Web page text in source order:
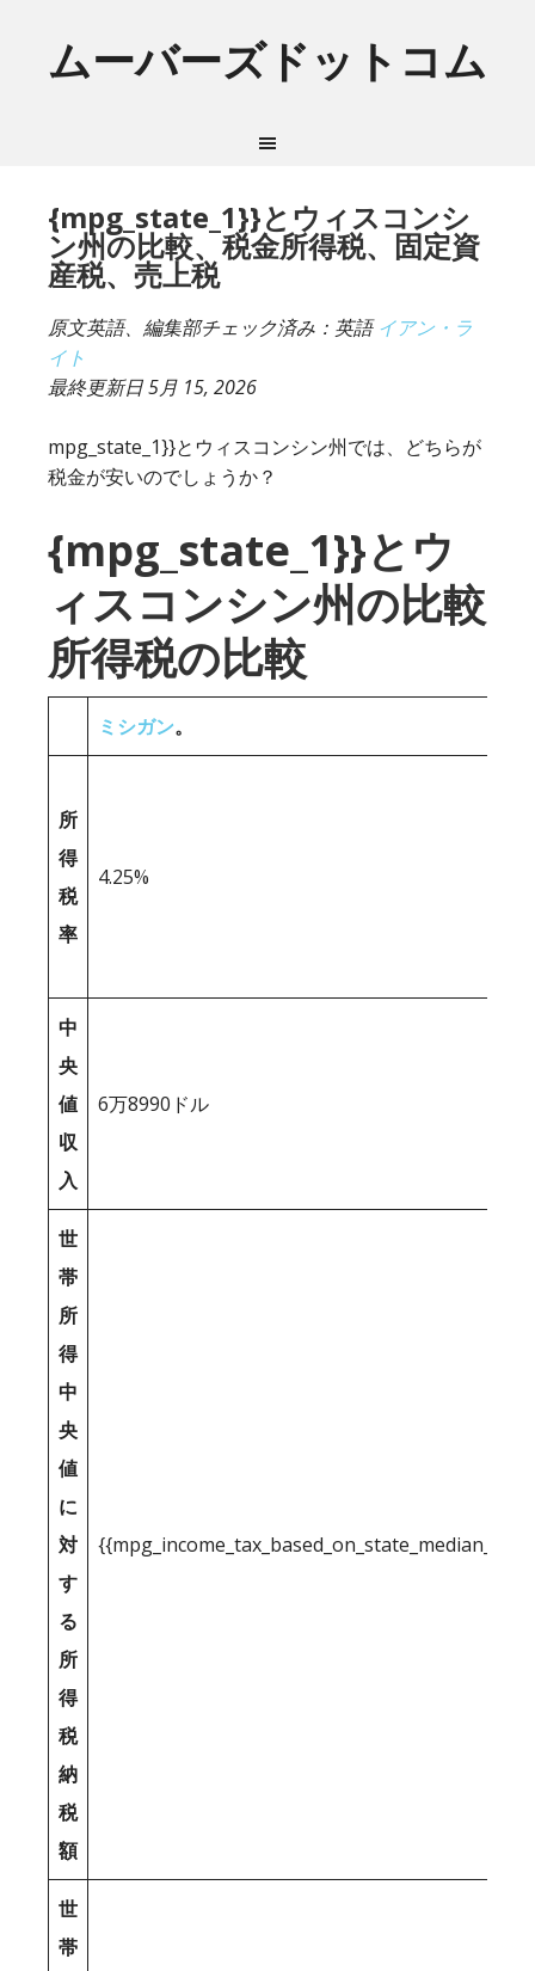
ムーバーズドットコム
{mpg_state_1}}とウィスコンシ
ン州の比較、税金所得税、固定資
産税、売上税
原文英語、編集部チェック済み：英語イアン・ラ
イト
最終更新日5月 15, 2026
mpg_state_1}}とウィスコンシン州では、どちらが
税金が安いのでしょうか？
{mpg_state_1}}とウ
ィスコンシン州の比較
所得税の比較
ミシガン。
所
得
税
率
4.25%
中
央
値
収
入
6万8990ドル
世
帯
所
得
中
央
値
に
対
す
る
所
得
税
納
税
額
世
帯